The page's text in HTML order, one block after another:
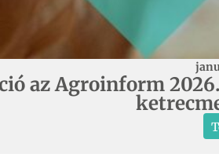
az Agroinform